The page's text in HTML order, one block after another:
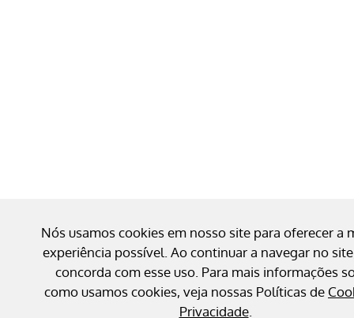
Nós usamos cookies em nosso site para oferecer a
experiência possível. Ao continuar a navegar no
concorda com esse uso. Para mais informações
como usamos cookies, veja nossas Políticas de
Privacidade.